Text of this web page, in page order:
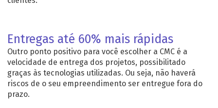
Entregas até 60% mais rápidas
Outro ponto positivo para você escolher a CMC é a
velocidade de entrega dos projetos, possibilitado
graças às tecnologias utilizadas. Ou seja, não haverá
riscos de o seu empreendimento ser entregue fora do
prazo.